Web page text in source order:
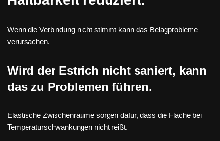
Wenn die Verbindung nicht stimmt kann das Belagprobleme
verursachen.
Wird der Estrich nicht saniert, kann
das zu Problemen führen.
Elastische Zwischenräume sorgen dafür, dass die Fläche bei
Temperaturschwankungen nicht reißt.